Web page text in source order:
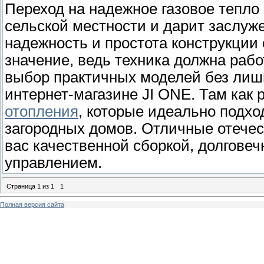
Переход на надежное газовое
сельской местности и дарит
надежность и простота
значение, ведь техника должна
выбор практичных моделей без
интернет-магазине JI ONE. Там как
отопления, которые идеально
загородных домов. Отличные
вас качественной сборкой,
управлением.
Страница 1 из 1 1
Полная версия сайта